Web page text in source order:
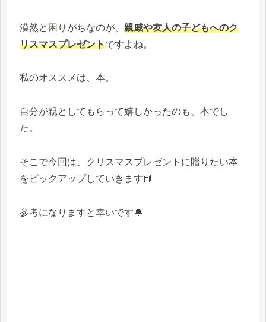
漠然と困りがちなのが、 親戚や友人の子どもへのク
リスマスプレゼントですよね。
私のオススメは、本。
自分が親としてもらって嬉しかったのも、本でし
た。
そこで今回は、クリスマスプレゼントに贈りたい本
をピックアップしていきます📕
参考になりますと幸いです🔔